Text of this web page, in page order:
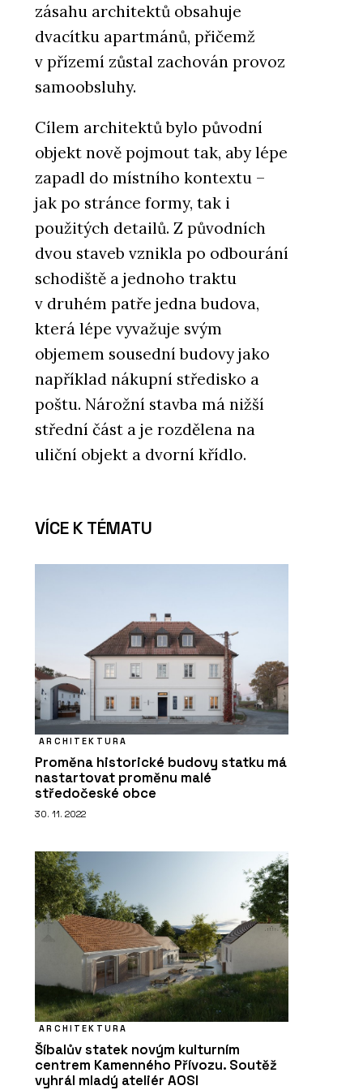
zásahu architektů obsahuje
dvacítku apartmánů, přičemž
v přízemí zůstal zachován provoz
samoobsluhy.
Cílem architektů bylo původní
objekt nově pojmout tak, aby lépe
zapadl do místního kontextu –
jak po stránce formy, tak i
použitých detailů. Z původních
dvou staveb vznikla po odbourání
schodiště a jednoho traktu
v druhém patře jedna budova,
která lépe vyvažuje svým
objemem sousední budovy jako
například nákupní středisko a
poštu. Nárožní stavba má nižší
střední část a je rozdělena na
uliční objekt a dvorní křídlo.
VÍCE K TÉMATU
ARCHITEKTURA
Proměna historické budovy statku má
nastartovat proměnu malé
středočeské obce
30. 11. 2022
ARCHITEKTURA
Šíbalův statek novým kulturním
centrem Kamenného Přívozu. Soutěž
vyhrál mladý ateliér AOSI